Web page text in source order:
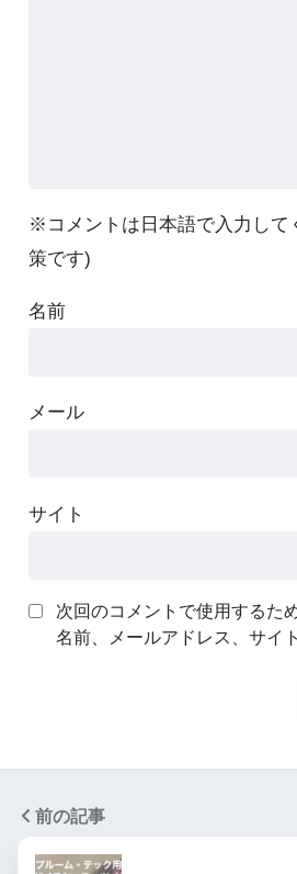
※コメントは日本語で入力して
策です)
名前
メール
サイト
次回のコメントで使用するた
名前、メールアドレス、サイ
前の記事